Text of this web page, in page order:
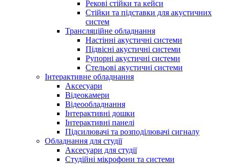
Рекові стійки та кейси
Стійки та підставки для акустичних
систем
Трансляційне обладнання
Настінні акустичні системи
Підвісні акустичні системи
Рупорні акустичні системи
Стельові акустичні системи
Інтерактивне обладнання
Аксесуари
Відеокамери
Відеообладнання
Інтерактивні дошки
Інтерактивні панелі
Підсилювачі та розподілювачі сигналу
Обладнання для студії
Аксесуари для студії
Студійні мікрофони та системи